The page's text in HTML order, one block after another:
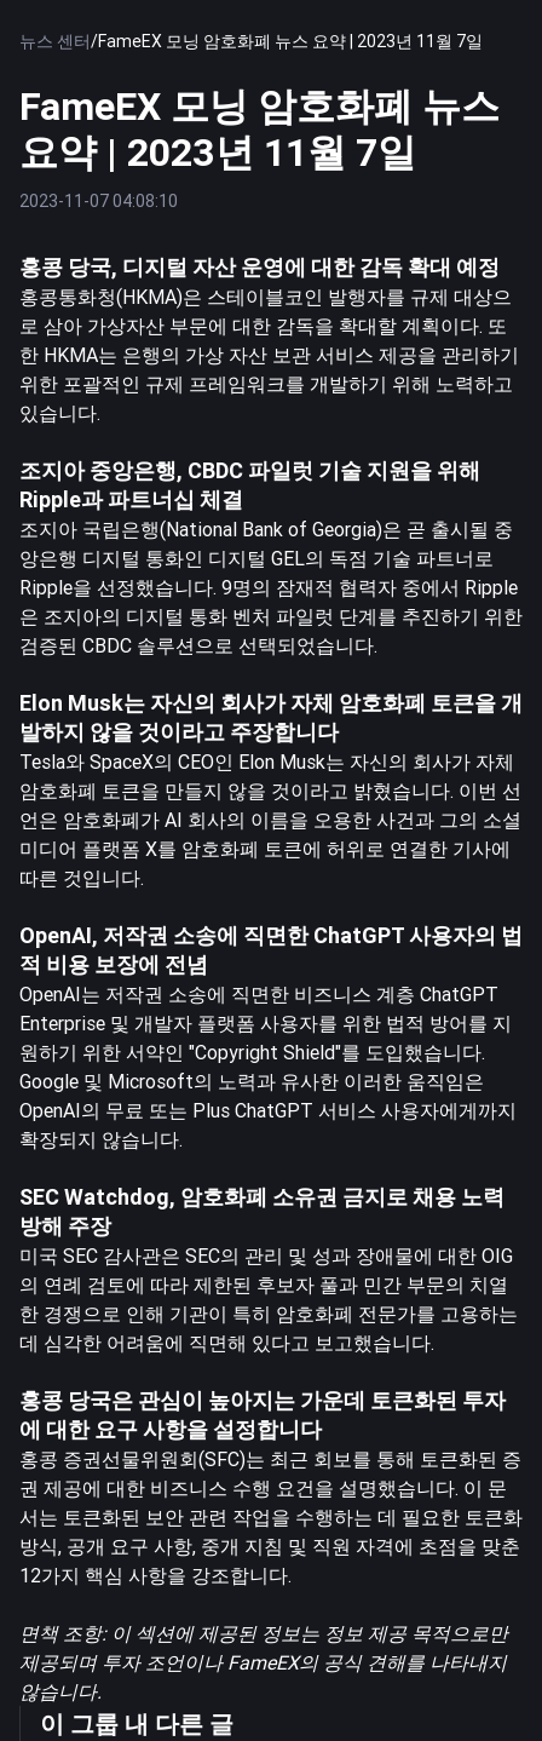
뉴스 센터/FameEX 모닝 암호화폐 뉴스 요약 | 2023년 11월 7일
FameEX 모닝 암호화폐 뉴스
요약 | 2023년 11월 7일
2023-11-07 04:08:10
홍콩 당국, 디지털 자산 운영에 대한 감독 확대 예정
홍콩통화청(HKMA)은 스테이블코인 발행자를 규제 대상으
로 삼아 가상자산 부문에 대한 감독을 확대할 계획이다. 또
한 HKMA는 은행의 가상 자산 보관 서비스 제공을 관리하기
위한 포괄적인 규제 프레임워크를 개발하기 위해 노력하고
있습니다.
조지아 중앙은행, CBDC 파일럿 기술 지원을 위해
Ripple과 파트너십 체결
조지아 국립은행(National Bank of Georgia)은 곧 출시될 중
앙은행 디지털 통화인 디지털 GEL의 독점 기술 파트너로
Ripple을 선정했습니다. 9명의 잠재적 협력자 중에서 Ripple
은 조지아의 디지털 통화 벤처 파일럿 단계를 추진하기 위한
검증된 CBDC 솔루션으로 선택되었습니다.
Elon Musk는 자신의 회사가 자체 암호화폐 토큰을 개
발하지 않을 것이라고 주장합니다
Tesla와 SpaceX의 CEO인 Elon Musk는 자신의 회사가 자체
암호화폐 토큰을 만들지 않을 것이라고 밝혔습니다. 이번 선
언은 암호화폐가 AI 회사의 이름을 오용한 사건과 그의 소셜
미디어 플랫폼 X를 암호화폐 토큰에 허위로 연결한 기사에
따른 것입니다.
OpenAI, 저작권 소송에 직면한 ChatGPT 사용자의 법
적 비용 보장에 전념
OpenAI는 저작권 소송에 직면한 비즈니스 계층 ChatGPT
Enterprise 및 개발자 플랫폼 사용자를 위한 법적 방어를 지
원하기 위한 서약인 "Copyright Shield"를 도입했습니다.
Google 및 Microsoft의 노력과 유사한 이러한 움직임은
OpenAI의 무료 또는 Plus ChatGPT 서비스 사용자에게까지
확장되지 않습니다.
SEC Watchdog, 암호화폐 소유권 금지로 채용 노력
방해 주장
미국 SEC 감사관은 SEC의 관리 및 성과 장애물에 대한 OIG
의 연례 검토에 따라 제한된 후보자 풀과 민간 부문의 치열
한 경쟁으로 인해 기관이 특히 암호화폐 전문가를 고용하는
데 심각한 어려움에 직면해 있다고 보고했습니다.
홍콩 당국은 관심이 높아지는 가운데 토큰화된 투자
에 대한 요구 사항을 설정합니다
홍콩 증권선물위원회(SFC)는 최근 회보를 통해 토큰화된 증
권 제공에 대한 비즈니스 수행 요건을 설명했습니다. 이 문
서는 토큰화된 보안 관련 작업을 수행하는 데 필요한 토큰화
방식, 공개 요구 사항, 중개 지침 및 직원 자격에 초점을 맞춘
12가지 핵심 사항을 강조합니다.
면책 조항: 이 섹션에 제공된 정보는 정보 제공 목적으로만
제공되며 투자 조언이나 FameEX의 공식 견해를 나타내지
않습니다.
이 그룹 내 다른 글